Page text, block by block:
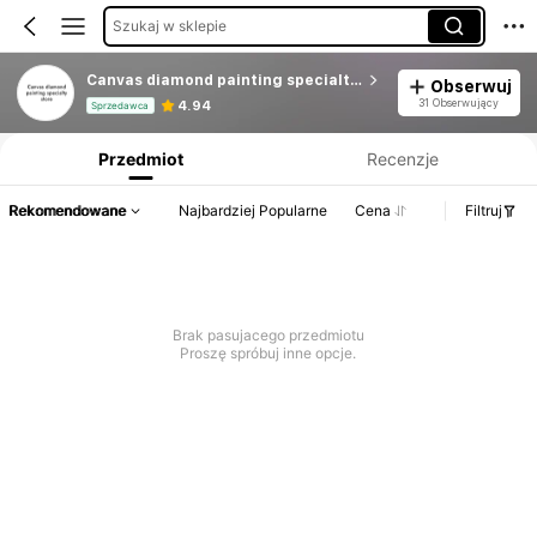
Szukaj w sklepie
Canvas diamond painting specialty store
Sprzedawca 4.94
Obserwuj
31 Obserwujący
Przedmiot Recenzje
Rekomendowane Najbardziej Popularne Cena Filtruj
Brak pasujacego przedmiotu
Proszę spróbuj inne opcje.